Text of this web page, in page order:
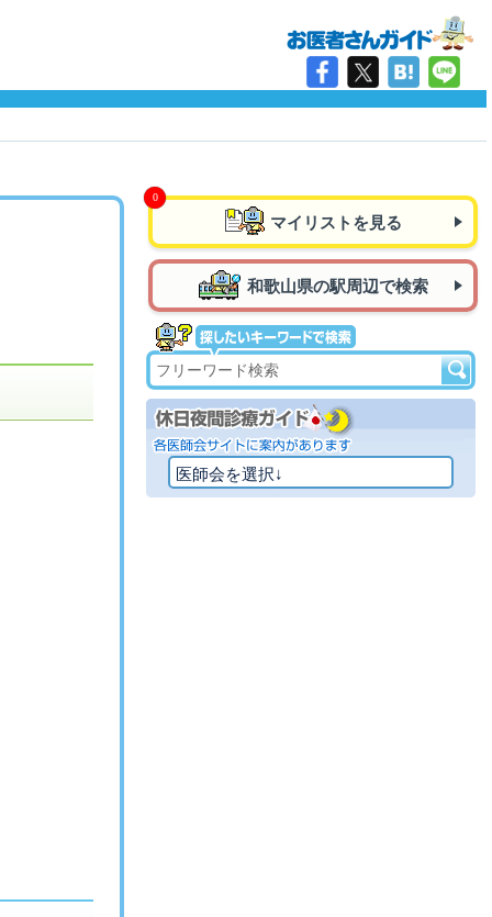
マイリストを見る
和歌山県の駅周辺で検索